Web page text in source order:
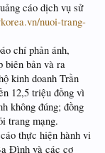
cáo dịch vụ sử
nuoi-trang-
chí phản ánh,
biên bản và ra
kinh doanh Trần
12,5 triệu đồng vì
không đúng; đồng
trang mạng.
thực hiện hành vi
Đình và các cơ